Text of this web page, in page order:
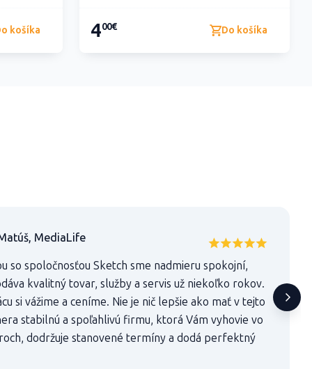
košíka 400€ Do košíka
MediaLife
so spoločnosťou Sketch sme nadmieru spokojní,
kvalitný tovar, služby a servis už niekoľko rokov.
si vážime a ceníme. Nie je nič lepšie ako mať v tejto
stabilnú a spoľahlivú firmu, ktorá Vám vyhovie vo
dodržuje stanovené termíny a dodá perfektný